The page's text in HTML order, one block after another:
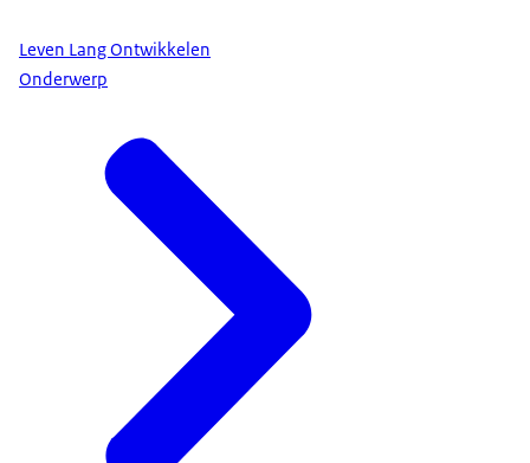
Leven Lang Ontwikkelen
Onderwerp